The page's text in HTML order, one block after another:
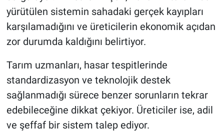
yürütülen sistemin sahadaki gerçek kayıpları
karşılamadığını ve üreticilerin ekonomik açıdan
zor durumda kaldığını belirtiyor.
Tarım uzmanları, hasar tespitlerinde
standardizasyon ve teknolojik destek
sağlanmadığı sürece benzer sorunların tekrar
edebileceğine dikkat çekiyor. Üreticiler ise, adil
ve şeffaf bir sistem talep ediyor.